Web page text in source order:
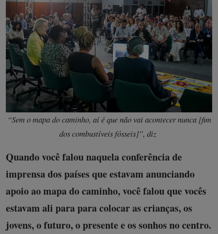
“Sem o mapa do caminho, aí é que não vai acontecer nunca [fim
dos combustíveis fósseis]”, diz
Quando você falou naquela conferência de
imprensa dos países que estavam anunciando
apoio ao mapa do caminho, você falou que vocês
estavam ali para para colocar as crianças, os
jovens, o futuro, o presente e os sonhos no centro.